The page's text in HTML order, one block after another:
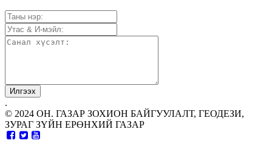
.
© 2024 ОН. ГАЗАР ЗОХИОН БАЙГУУЛАЛТ, ГЕОДЕЗИ,
ЗУРАГ ЗҮЙН ЕРӨНХИЙ ГАЗАР